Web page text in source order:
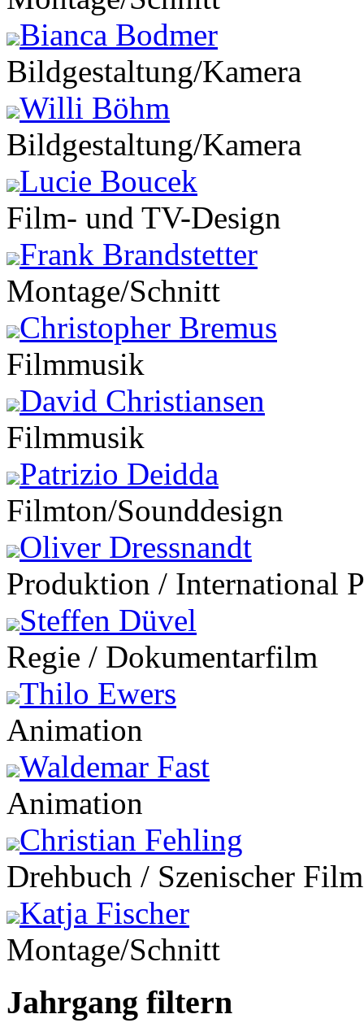
Bianca Bodmer
Bildgestaltung/Kamera
Willi Böhm
Bildgestaltung/Kamera
Lucie Boucek
Film- und TV-Design
Frank Brandstetter
Montage/Schnitt
Christopher Bremus
Filmmusik
David Christiansen
Filmmusik
Patrizio Deidda
Filmton/Sounddesign
Oliver Dressnandt
Produktion / International
Steffen Düvel
Regie / Dokumentarfilm
Thilo Ewers
Animation
Waldemar Fast
Animation
Christian Fehling
Drehbuch / Szenischer Film
Katja Fischer
Montage/Schnitt
Jahrgang filtern